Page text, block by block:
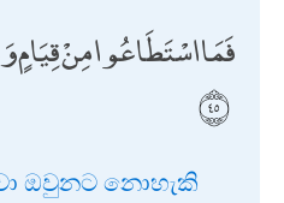
فَمَا اسْتَطَاعُوا مِنْ
ඔවුනට නොහැකි